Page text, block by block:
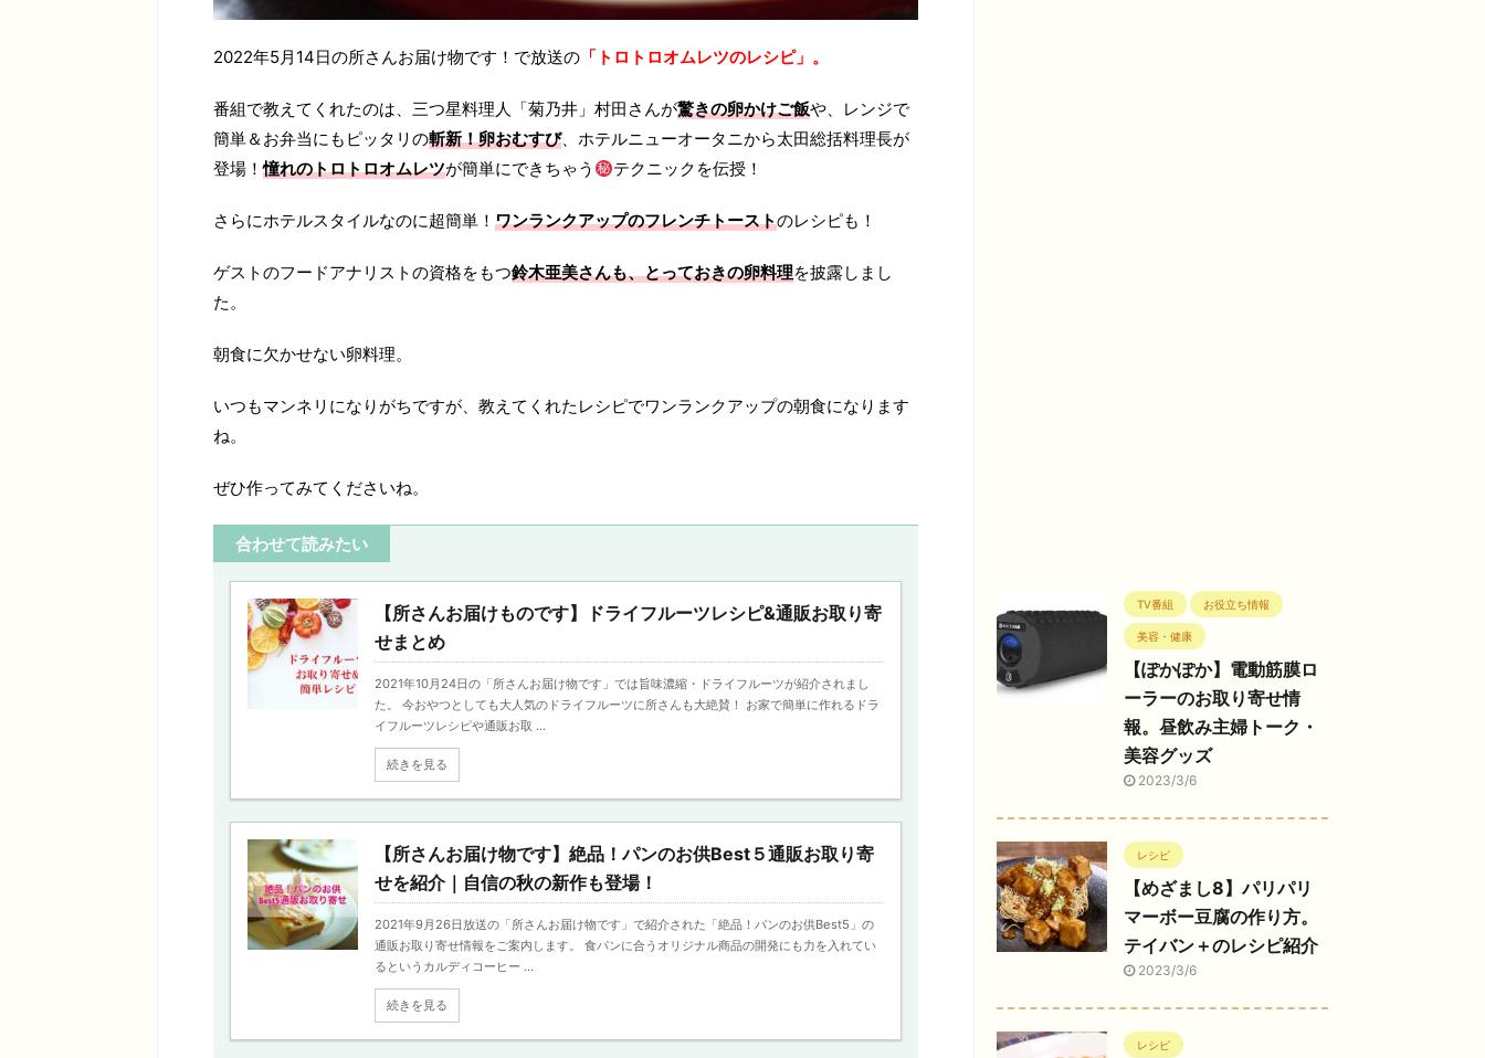
2022年5月14日の所さんお届け物です！で放送の 「トロトロオムレツのレシピ」。
番組で教えてくれたのは、三つ星料理人「菊乃井」村田さんが驚きの卵かけご飯や、レンジで
簡単＆お弁当にもピッタリの斬新！卵おむすび、ホテルニューオータニから太田総括料理長が
登場！憧れのトロトロオムレツが簡単にできちゃう テクニックを伝授！
さらにホテルスタイルなのに超簡単！ ワンランクアップのフレンチトーストのレシピも！
ゲストのフードアナリストの資格をもつ鈴木亜美さんも、とっておきの卵料理を披露しまし
た。
朝食に欠かせない卵料理。
いつもマンネリになりがちですが、教えてくれたレシピでワンランクアップの朝食になります
ね。
ぜひ作ってみてくださいね。
合わせて読みたい
【所さんお届けものです】ドライフルーツレシピ&通販お取り寄
せまとめ
2021年10月24日の「所さんお届け物です」では旨味濃縮・ドライフルーツが紹介されまし
た。 今おやつとしても大人気のドライフルーツに所さんも大絶賛！ お家で簡単に作れるドラ
イフルーツレシピや通販お取 ...
続きを見る
【所さんお届け物です】絶品！パンのお供Best５通販お取り寄
せを紹介｜自信の秋の新作も登場！
2021年9月26日放送の「所さんお届け物です」で紹介された「絶品！パンのお供Best5」の
通販お取り寄せ情報をご案内します。 食パンに合うオリジナル商品の開発にも力を入れてい
るというカルディコーヒー ...
続きを見る
TV番組 お役立ち情報
美容・健康
【ぽかぽか】電動筋膜ロ
ーラーのお取り寄せ情
報。昼飲み主婦トーク・
美容グッズ
2023/3/6
レシピ
【めざまし8】パリパリ
マーボー豆腐の作り方。
テイバン＋のレシピ紹介
2023/3/6
レシピ